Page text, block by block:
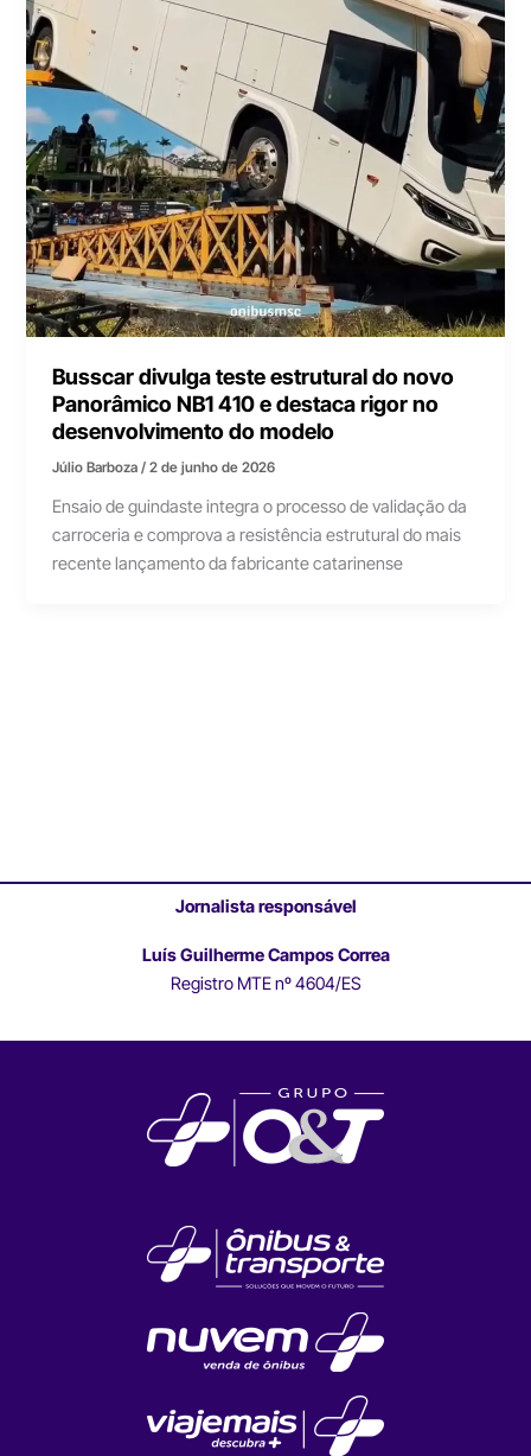
Busscar divulga teste estrutural do novo
Panorâmico NB1 410 e destaca rigor no
desenvolvimento do modelo
Júlio Barboza/2 de junho de 2026
Ensaio de guindaste integra o processo de validação da
carroceria e comprova a resistência estrutural do mais
recente lançamento da fabricante catarinense
Jornalista responsável
Luís Guilherme Campos Correa
Registro MTE nº 4604/ES